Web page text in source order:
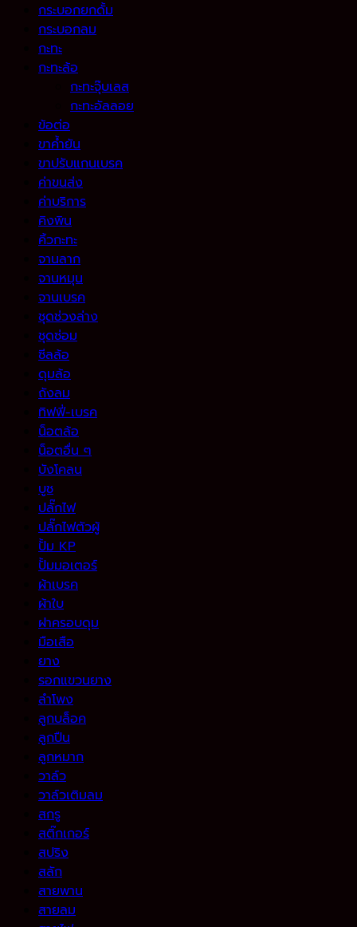
กระบอกยกดั้ม
กระบอกลม
กะทะ
กะทะล้อ
กะทะจุ๊บเลส
กะทะอัลลอย
ข้อต่อ
ขาค้ำยัน
ขาปรับแกนเบรค
ค่าขนส่ง
ค่าบริการ
คิงพิน
คิ้วกะทะ
จานลาก
จานหมุน
จานเบรค
ชุดช่วงล่าง
ชุดซ่อม
ซีลล้อ
ดุมล้อ
ถังลม
ทิฟฟี่-เบรค
น็อตล้อ
น็อตอื่น ๆ
บังโคลน
บูช
ปลั๊กไฟ
ปลั๊กไฟตัวผู้
ปั้ม KP
ปั้มมอเตอร์
ผ้าเบรค
ผ้าใบ
ฝาครอบดุม
มือเสือ
ยาง
รอกแขวนยาง
ลำโพง
ลูกบล็อค
ลูกปืน
ลูกหมาก
วาล์ว
วาล์วเติมลม
สกรู
สติ๊กเกอร์
สปริง
สลัก
สายพาน
สายลม